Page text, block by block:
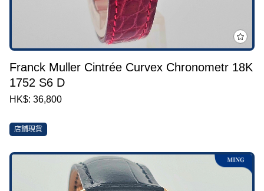
Franck Muller Cintrée Curvex Chronometr 18K
1752 S6 D
HK$: 36,800
店鋪現貨